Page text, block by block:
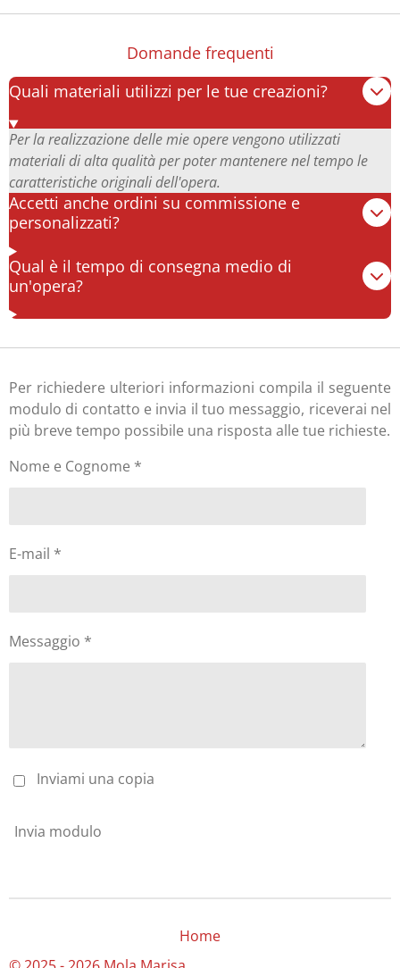
Domande frequenti
Quali materiali utilizzi per le tue creazioni?
Per la realizzazione delle mie opere vengono utilizzati
materiali di alta qualità per poter mantenere nel tempo le
caratteristiche originali dell'opera.
Accetti anche ordini su commissione e
personalizzati?
Qual è il tempo di consegna medio di
un'opera?
Per richiedere ulteriori informazioni compila il seguente
modulo di contatto e invia il tuo messaggio, riceverai nel
più breve tempo possibile una risposta alle tue richieste.
Nome e Cognome *
E-mail *
Messaggio *
Inviami una copia
Invia modulo
Home